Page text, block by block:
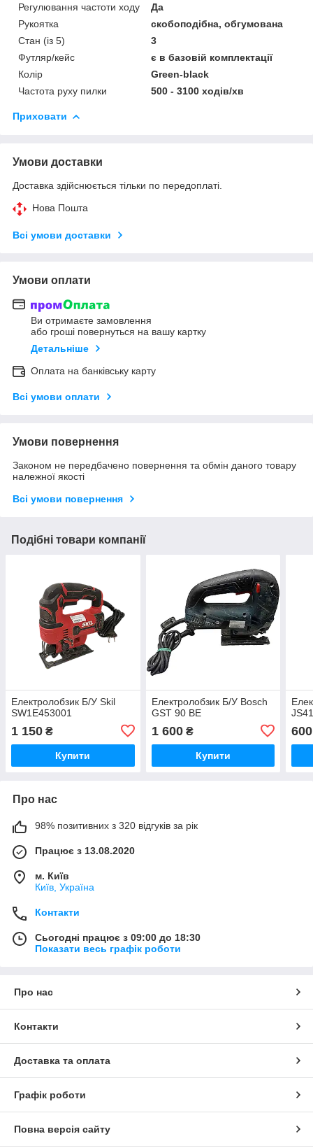
Регулювання частоти ходу
Да
Рукоятка
скобоподібна, обгумована
Стан (із 5)
3
Футляр/кейс
є в базовій комплектації
Колір
Green-black
Частота руху пилки
500 - 3100 ходів/хв
Приховати
Умови доставки
Доставка здійснюється тільки по передоплаті.
Нова Пошта
Всі умови доставки
Умови оплати
Ви отримаєте замовлення
або гроші повернуться на вашу картку
Детальніше
Оплата на банківську карту
Всі умови оплати
Умови повернення
Законом не передбачено повернення та обмін даного товару
належної якості
Всі умови повернення
Подібні товари компанії
Електролобзик Б/У Skil
SW1E453001
1 150 ₴
Купити
Електролобзик Б/У Bosch
GST 90 BE
1 600₴
Купити
600
Про нас
98% позитивних з 320 відгуків за рік
Працює з 13.08.2020
м. Київ
Київ, Україна
Контакти
Сьогодні працює з 09:00 до 18:30
Показати весь графік роботи
Про нас
Контакти
Доставка та оплата
Графік роботи
Повна версія сайту